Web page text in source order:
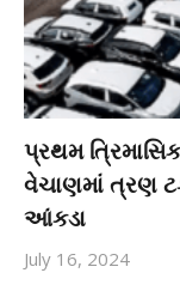
પ્રથમ
વેચાણમાં ત્રણ
આંકડા
July 16, 2024